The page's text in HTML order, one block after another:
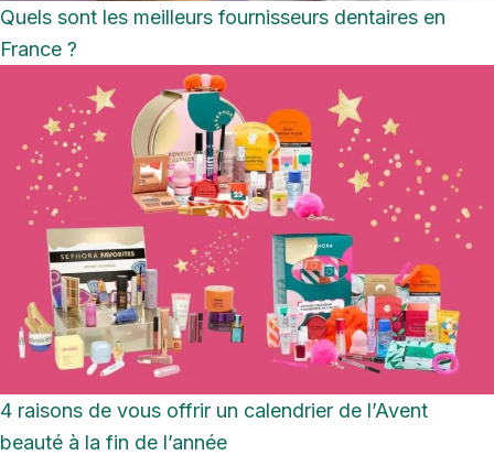
Quels sont les meilleurs fournisseurs dentaires en
France ?
4 raisons de vous offrir un calendrier de l’Avent
beauté à la fin de l’année